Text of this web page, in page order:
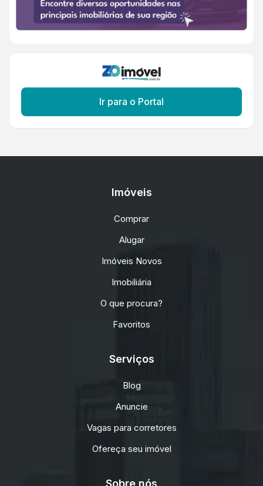
Ir para o Portal
Imóveis
Comprar
Alugar
Imóveis Novos
Imobiliária
O que procura?
Favoritos
Serviços
Blog
Anuncie
Vagas para corretores
Ofereça seu imóvel
Sobre nós